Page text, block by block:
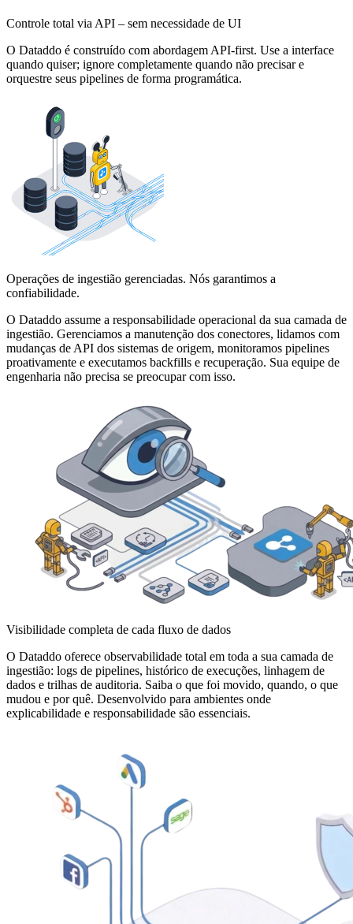
Controle total via API – sem necessidade de UI
O Dataddo é construído com abordagem API-first. Use a interface
quando quiser; ignore completamente quando não precisar e
orquestre seus pipelines de forma programática.
Operações de ingestião gerenciadas. Nós garantimos a
confiabilidade.
O Dataddo assume a responsabilidade operacional da sua camada de
ingestião. Gerenciamos a manutenção dos conectores, lidamos com
mudanças de API dos sistemas de origem, monitoramos pipelines
proativamente e executamos backfills e recuperação. Sua equipe de
engenharia não precisa se preocupar com isso.
Visibilidade completa de cada fluxo de dados
O Dataddo oferece observabilidade total em toda a sua camada de
ingestião: logs de pipelines, histórico de execuções, linhagem de
dados e trilhas de auditoria. Saiba o que foi movido, quando, o que
mudou e por quê. Desenvolvido para ambientes onde
explicabilidade e responsabilidade são essenciais.